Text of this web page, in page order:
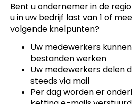
Bent u ondernemer in de
u in uw bedrijf last van 1 of
volgende knelpunten?
Uw medewerkers
bestanden werken
Uw medewerkers delen
steeds via mail
Per dag worden er